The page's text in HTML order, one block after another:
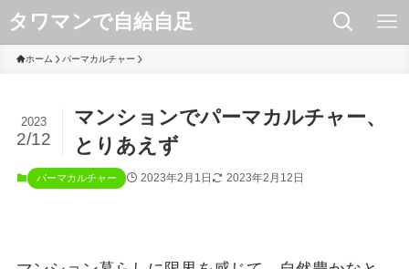
タワマンで自給自足
ホーム パーマカルチャー
マンションでパーマカルチャー、
とりあえず
2023
2/12
パーマカルチャー 2023年2月1日 2023年2月12日